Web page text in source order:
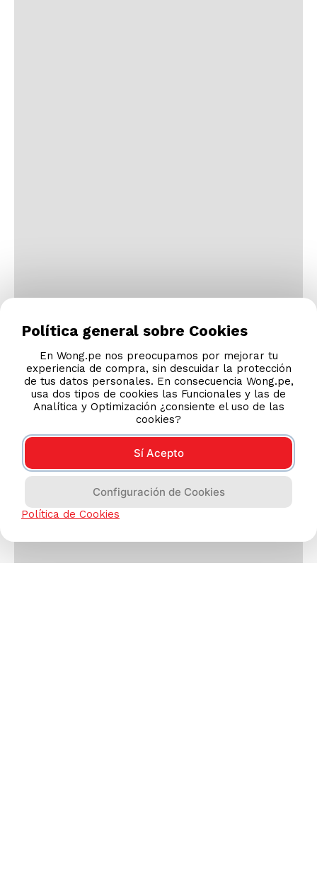
Política general sobre Cookies
En Wong.pe nos preocupamos por mejorar tu
experiencia de compra, sin descuidar la protección
de tus datos personales. En consecuencia Wong.pe,
usa dos tipos de cookies las Funcionales y las de
Analítica y Optimización ¿consiente el uso de las
Sí Acepto
Configuración de Cookies
Política de Cookies